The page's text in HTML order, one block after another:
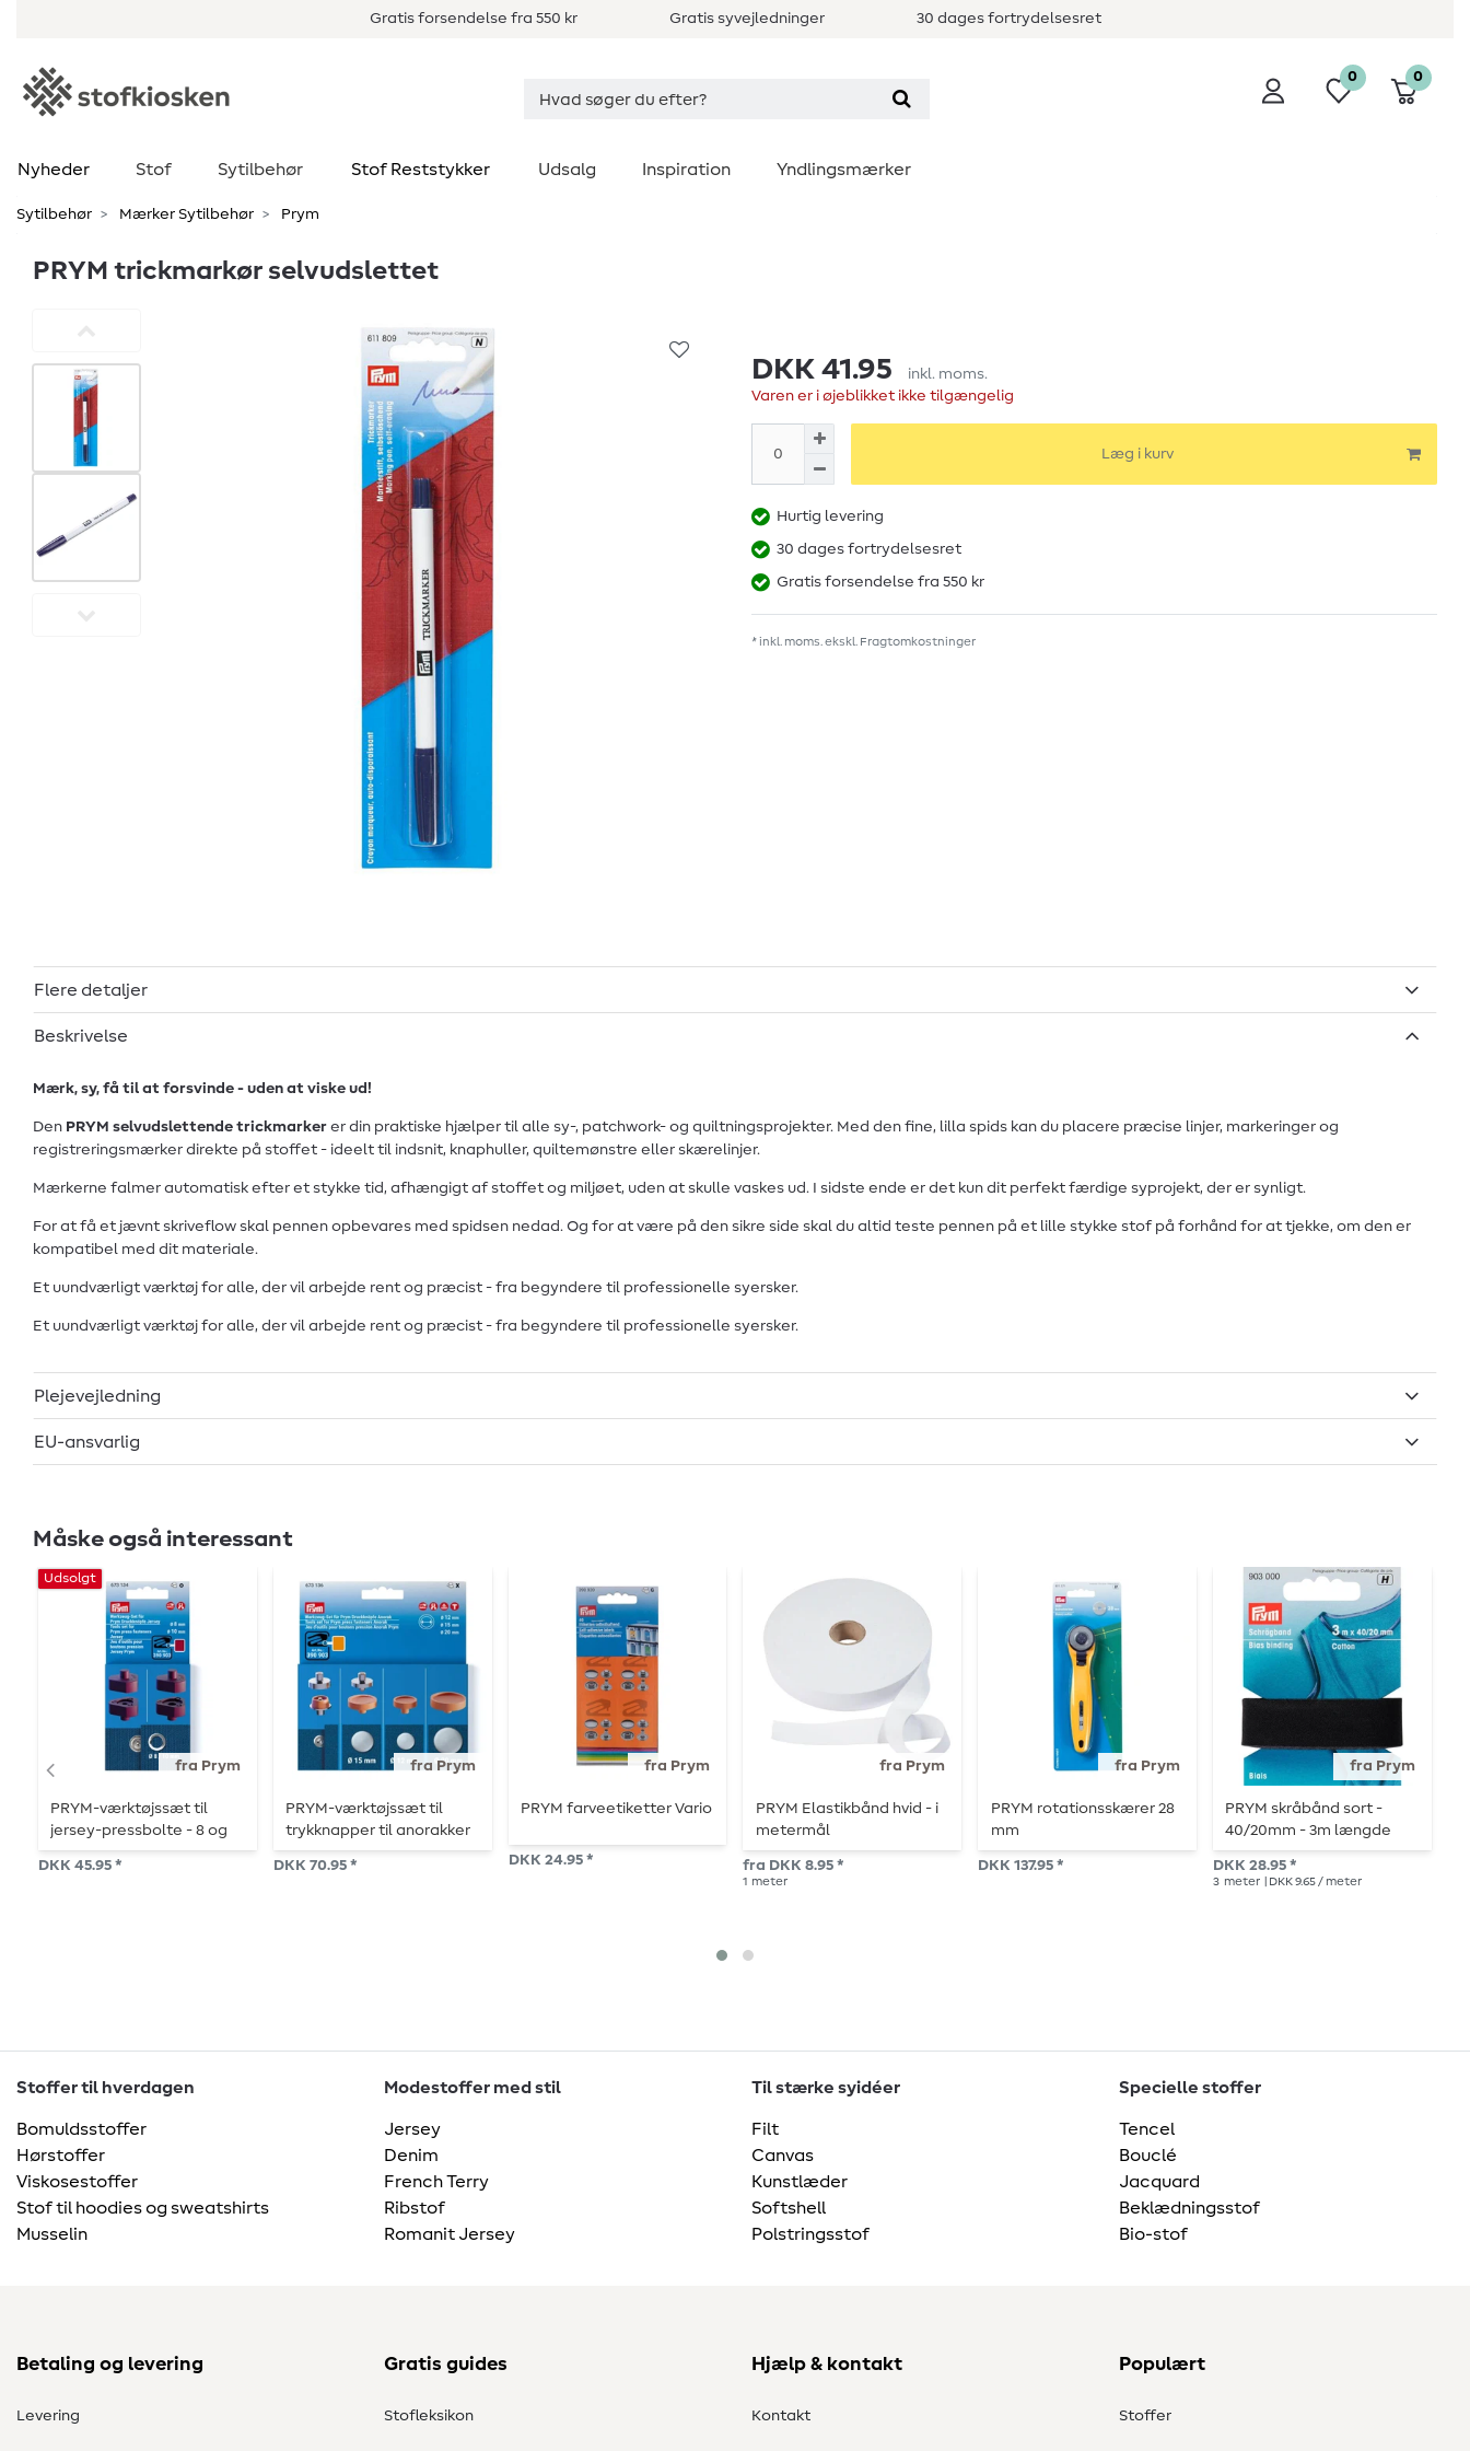
Gratis forsendelse fra 550 kr Gratis syvejledninger 30 dages fortrydelsesret
0 0
Nyheder Stof Sytilbehør Stof Reststykker Udsalg Inspiration Yndlingsmærker
Sytilbehør Mærker Sytilbehør Prym
PRYM trickmarkør selvudslettet
DKK 41.95
inkl. moms.
Varen er i øjeblikket ikke tilgængelig
Læg i kurv
Hurtig levering
30 dages fortrydelsesret
Gratis forsendelse fra 550 kr
* inkl. moms. ekskl. Fragtomkostninger
Flere detaljer
Beskrivelse
Mærk, sy, få til at forsvinde - uden at viske ud!
Den PRYM selvudslettende trickmarker er din praktiske hjælper til alle sy-, patchwork- og quiltningsprojekter. Med den fine, lilla spids kan du placere præcise linjer, markeringer og
registreringsmærker direkte på stoffet - ideelt til indsnit, knaphuller, quiltemønstre eller skærelinjer.
Mærkerne falmer automatisk efter et stykke tid, afhængigt af stoffet og miljøet, uden at skulle vaskes ud. I sidste ende er det kun dit perfekt færdige syprojekt, der er synligt.
For at få et jævnt skriveflow skal pennen opbevares med spidsen nedad. Og for at være på den sikre side skal du altid teste pennen på et lille stykke stof på forhånd for at tjekke, om den er
kompatibel med dit materiale.
Et uundværligt værktøj for alle, der vil arbejde rent og præcist - fra begyndere til professionelle syersker.
Et uundværligt værktøj for alle, der vil arbejde rent og præcist - fra begyndere til professionelle syersker.
Plejevejledning
EU-ansvarlig
Måske også interessant
fra Prym
Udsolgt
PRYM-værktøjssæt til
jersey-pressbolte - 8 og
10 mm
DKK 45.95 *
fra Prym
PRYM-værktøjssæt til
trykknapper til anorakker
- 12, 15 og 20 mm
DKK 70.95 *
fra Prym
PRYM farveetiketter Vario
DKK 24.95 *
fra Prym
PRYM Elastikbånd hvid - i
metermål
fra DKK 8.95 *
1 meter
fra Prym
PRYM rotationsskærer 28
mm
DKK 137.95 *
fra Prym
PRYM skråbånd sort -
40/20mm - 3m længde
DKK 28.95 *
3 meter | DKK 9.65 / meter
Stoffer til hverdagen
Bomuldsstoffer
Hørstoffer
Viskosestoffer
Stof til hoodies og sweatshirts
Musselin
Modestoffer med stil
Jersey
Denim
French Terry
Ribstof
Romanit Jersey
Til stærke syidéer
Filt
Canvas
Kunstlæder
Softshell
Polstringsstof
Specielle stoffer
Tencel
Bouclé
Jacquard
Beklædningsstof
Bio-stof
Betaling og levering
Levering
Gratis guides
Stofleksikon
Hjælp & kontakt
Kontakt
Populært
Stoffer